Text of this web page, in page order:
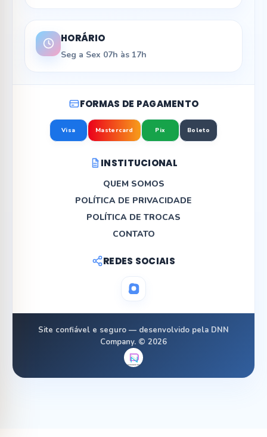
HORÁRIO
Seg a Sex 07h às 17h
FORMAS DE PAGAMENTO
Visa Mastercard Pix Boleto
INSTITUCIONAL
QUEM SOMOS
POLÍTICA DE PRIVACIDADE
POLÍTICA DE TROCAS
CONTATO
REDES SOCIAIS
Site confiável e seguro — desenvolvido pela DNN
Company. © 2026